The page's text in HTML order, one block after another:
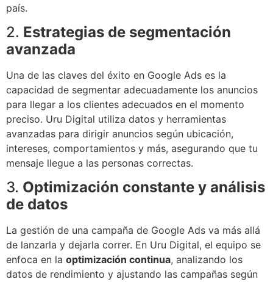
país.
2. Estrategias de segmentación
avanzada
Una de las claves del éxito en Google Ads es la
capacidad de segmentar adecuadamente los anuncios
para llegar a los clientes adecuados en el momento
preciso. Uru Digital utiliza datos y herramientas
avanzadas para dirigir anuncios según ubicación,
intereses, comportamientos y más, asegurando que tu
mensaje llegue a las personas correctas.
3. Optimización constante y análisis
de datos
La gestión de una campaña de Google Ads va más allá
de lanzarla y dejarla correr. En Uru Digital, el equipo se
enfoca en la optimización continua, analizando los
datos de rendimiento y ajustando las campañas según